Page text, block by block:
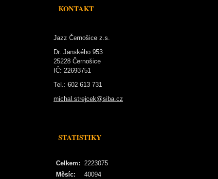
KONTAKT
Jazz Černošice z.s.
Dr. Janského 953
25228 Černošice
IČ: 22693751
Tel.: 602 613 731
michal.strejcek@siba.cz
STATISTIKY
Celkem: 2223075
Měsíc:
40094